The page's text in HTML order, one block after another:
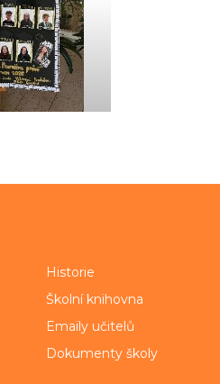
Historie
Školní knihovna
Emaily učitelů
Dokumenty školy